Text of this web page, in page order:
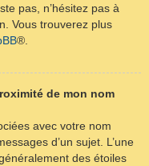
pas, n’hésitez pas à
Vous trouverez plus
®.
de mon nom
avec votre nom
d’un sujet. L’une
des étoiles